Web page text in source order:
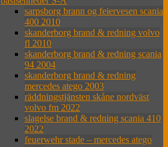
sarpsborg brann og feiervesen scania
400 2010
skanderborg brand & redning volvo
fl 2010
skanderborg brand & redning scania
94 2004
skanderborg brand & redning
mercedes atego 2003
räddningstjänsten skåne nordväst
volvo fm 2022
slagelse brand & redning scania 410
2022
feuerwehr stade – mercedes atego